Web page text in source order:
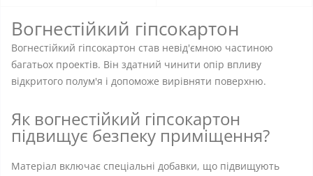
Вогнестійкий гіпсокартон
Вогнестійкий гіпсокартон став невід'ємною частиною
багатьох проектів. Він здатний чинити опір впливу
відкритого полум'я і допоможе вирівняти поверхню.
Як вогнестійкий гіпсокартон
підвищує безпеку приміщення?
Матеріал включає спеціальні добавки, що підвищують